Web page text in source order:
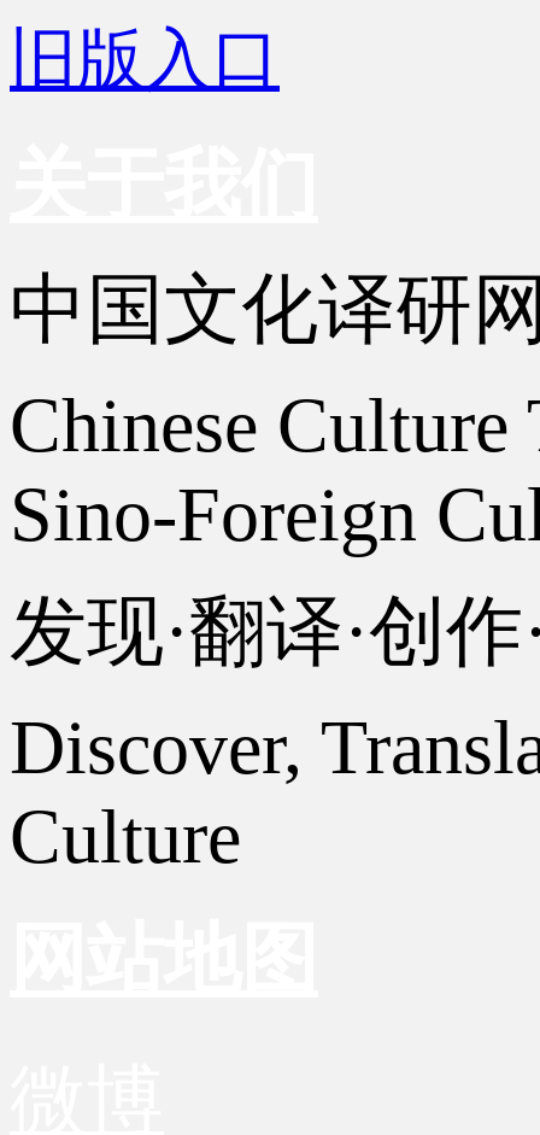
旧版入口
中国文化译研
Chinese
Sino-Foreign
发现·翻译·创
Discover,
Culture